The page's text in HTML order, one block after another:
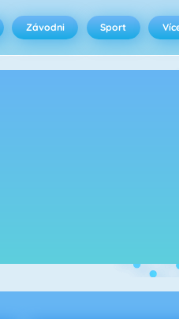
Závodni Sport